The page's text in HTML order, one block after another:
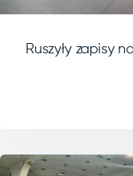
Ruszyły zapisy